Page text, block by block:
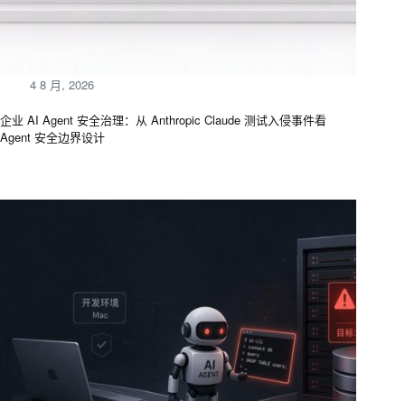
4 8 月, 2026
企业 AI Agent 安全治理：从 Anthropic Claude 测试入侵事件看
Agent 安全边界设计